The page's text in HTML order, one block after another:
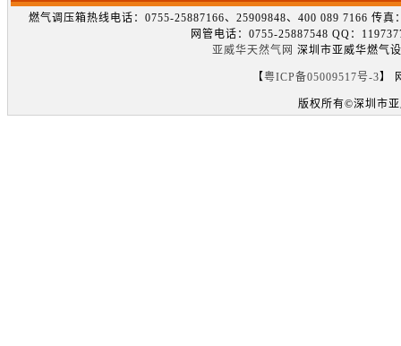
燃气调压箱热线电话：0755-25887166、25909848、400 089 7166 传
网管电话：0755-25887548 QQ：
亚威华天然气网 深圳市亚威华燃气
【粤ICP备05009517号-3】
版权所有©深圳市